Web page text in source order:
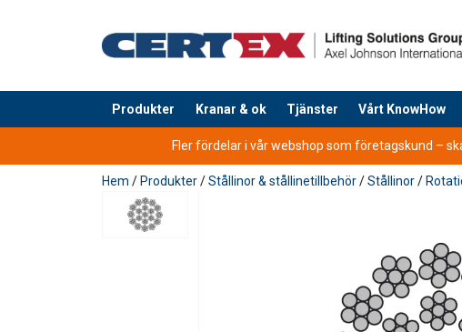
Produkter Kranar & ok Tjänster Vårt KnowHow
tillagd i varukorg
Fler fördelar i vår webshop som företagskund –
Hem / Produkter/Stållinor & stållinetillbehör/Stållinor/